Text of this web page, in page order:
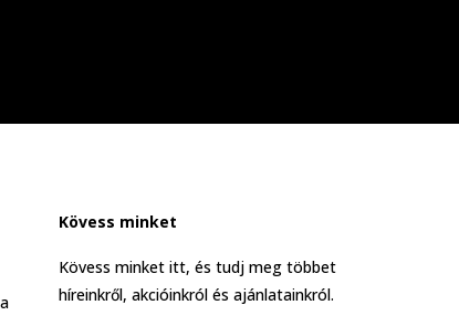
Kövess minket
Kövess minket itt, és tudj meg többet
híreinkről, akcióinkról és ajánlatainkról.